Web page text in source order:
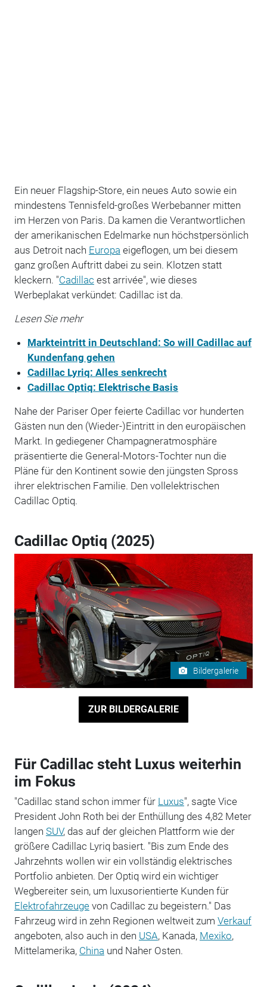
Ein neuer Flagship-Store, ein neues Auto sowie ein
mindestens Tennisfeld-großes Werbebanner mitten
im Herzen von Paris. Da kamen die Verantwortlichen
der amerikanischen Edelmarke nun höchstpersönlich
aus Detroit nach Europa eigeflogen, um bei diesem
ganz großen Auftritt dabei zu sein. Klotzen statt
kleckern. "Cadillac est arrivée", wie dieses
Werbeplakat verkündet: Cadillac ist da.
Lesen Sie mehr
Markteintritt in Deutschland: So will Cadillac auf
Kundenfang gehen
Cadillac Lyriq: Alles senkrecht
Cadillac Optiq: Elektrische Basis
Nahe der Pariser Oper feierte Cadillac vor hunderten
Gästen nun den (Wieder-)Eintritt in den europäischen
Markt. In gediegener Champagneratmosphäre
präsentierte die General-Motors-Tochter nun die
Pläne für den Kontinent sowie den jüngsten Spross
ihrer elektrischen Familie. Den vollelektrischen
Cadillac Optiq.
Cadillac Optiq (2025)
Bildergalerie
ZUR BILDERGALERIE
Für Cadillac steht Luxus weiterhin
im Fokus
"Cadillac stand schon immer für Luxus", sagte Vice
President John Roth bei der Enthüllung des 4,82 Meter
langen SUV, das auf der gleichen Plattform wie der
größere Cadillac Lyriq basiert. "Bis zum Ende des
Jahrzehnts wollen wir ein vollständig elektrisches
Portfolio anbieten. Der Optiq wird ein wichtiger
Wegbereiter sein, um luxusorientierte Kunden für
Elektrofahrzeugevon Cadillac zu begeistern." Das
Fahrzeug wird in zehn Regionen weltweit zum Verkauf
angeboten, also auch in den USA, Kanada, Mexiko,
Mittelamerika, China und Naher Osten.